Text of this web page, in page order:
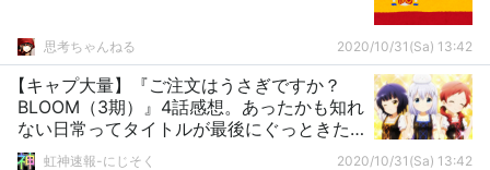
思考ちゃんねる 2020/10/31(Sa) 13:42
【キャプ大量】『ご注文はうさぎですか？
BLOOM（3期）』4話感想。あったかも知れ
ない日常ってタイトルが最後にぐっときた
良回！！
虹神速報-にじそく 2020/10/31(Sa) 13:42